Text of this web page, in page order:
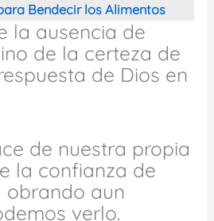
Bendecir los Alimentos
la ausencia de
de la certeza de
de Dios en
de nuestra propia
la confianza de
obrando aun
verlo.